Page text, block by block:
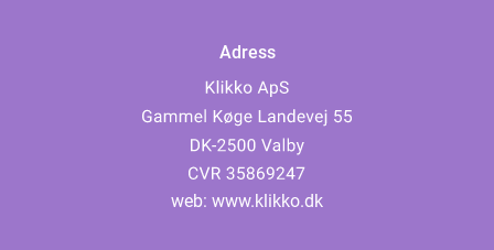
Adress
web: www.klikko.dk